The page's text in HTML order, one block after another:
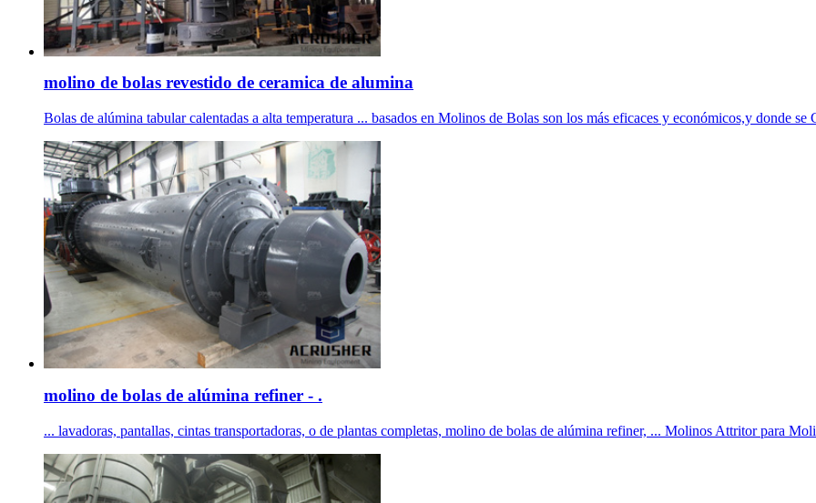
molino de bolas revestido de ceramica de alumina
Bolas de alúmina tabular calentadas a alta temperatura ... basados en Molinos de Bolas son los más eficaces y económicos,y donde se
molino de bolas de alúmina refiner - .
... lavadoras, pantallas, cintas transportadoras, o de plantas completas, molino de bolas de alúmina refiner, ... Molinos Attritor para